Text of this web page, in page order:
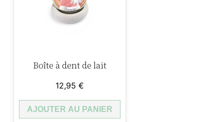
Boîte à dent de lait
12,95 €
AJOUTER AU PANIER